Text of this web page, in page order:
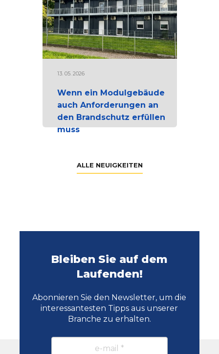
13. 05. 2026
Wenn ein Modulgebäude
auch Anforderungen an
den Brandschutz erfüllen
muss
ALLE NEUIGKEITEN
Bleiben Sie auf dem
Laufenden!
Abonnieren Sie den Newsletter, um die
interessantesten Tipps aus unserer
Branche zu erhalten.